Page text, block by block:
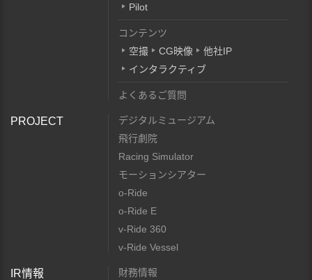
Pilot
コンテンツ
空撮
CG映像
他社IP
インタラクティブ
よくあるご質問
PROJECT
デジタルミュージアム
飛行劇院
Racing Simulator
モーションシアター
o-Ride
o-Ride E
v-Ride 360
v-Ride Vessel
IR情報
財務情報